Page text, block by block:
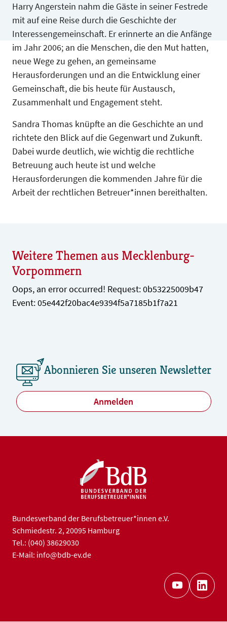
Harry Angerstein nahm die Gäste in seiner Festrede
mit auf eine Reise durch die Geschichte der
Interessengemeinschaft. Er erinnerte an die Anfänge
im Jahr 2006; an die Menschen, die den Mut hatten,
neue Wege zu gehen, an gemeinsame
Herausforderungen und an die Entwicklung einer
Gemeinschaft, die bis heute für Austausch,
Zusammenhalt und Engagement steht.
Sandra Thomas knüpfte an die Geschichte an und
richtete den Blick auf die Gegenwart und Zukunft.
Dabei wurde deutlich, wie wichtig die rechtliche
Betreuung auch heute ist und welche
Herausforderungen die kommenden Jahre für die
Arbeit der rechtlichen Betreuer*innen bereithalten.
Weitere Themen aus Mecklenburg-
Vorpommern
Oops, an error occurred! Request: 0b53225009b47
Event: 05e442f20bac4e9394f5a7185b1f7a21
Abonnieren Sie unseren Newsletter
Anmelden
Bundesverband der Berufsbetreuer*innen e.V.
Schmiedestr. 2, 20095 Hamburg
Tel.: (040) 38629030
E-Mail: info@bdb-ev.de